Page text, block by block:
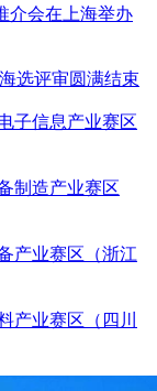
介会在上海举办
选评审圆满结束
子信息产业赛区
制造产业赛区
产业赛区（浙江
产业赛区（四川